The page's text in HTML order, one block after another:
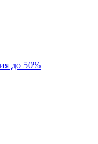
до 50%